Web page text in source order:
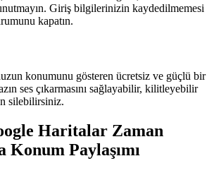
Giriş bilgilerinizin kaydedilmemesi
kapatın.
konumunu gösteren ücretsiz ve güçlü bir
ses çıkarmasını sağlayabilir, kilitleyebilir
silebilirsiniz.
Haritalar Zaman
Konum Paylaşımı